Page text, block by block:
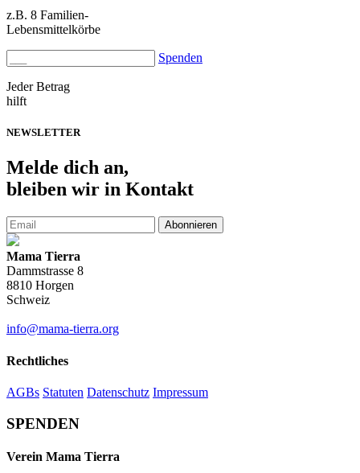
z.B. 8 Familien-
Lebensmittelkörbe
Spenden
Jeder Betrag
hilft
NEWSLETTER
Melde dich an,
bleiben wir in Kontakt
Abonnieren
Mama Tierra
Dammstrasse 8
8810 Horgen
Schweiz
info@mama-tierra.org
Rechtliches
AGBs Statuten Datenschutz Impressum
SPENDEN
Verein Mama Tierra